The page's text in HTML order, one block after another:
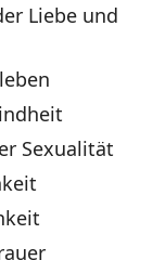
Liebe und
Sexualität